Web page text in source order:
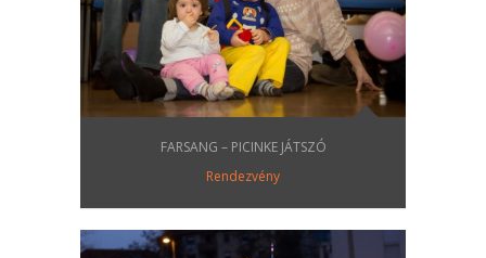
FARSANG – PICINKE JÁTSZÓ
Rendezvény